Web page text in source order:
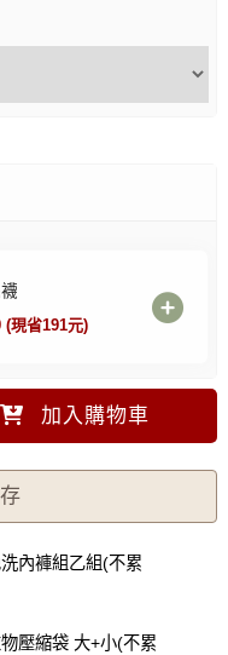
(現省191元)
加入購物車
內褲組乙組(不累
壓縮袋 大+小(不累